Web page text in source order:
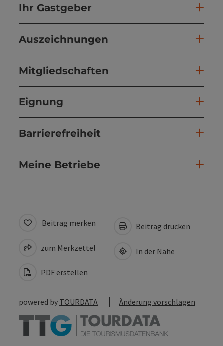
Ihr Gastgeber
Auszeichnungen
Mitgliedschaften
Eignung
Barrierefreiheit
Meine Betriebe
Beitrag merken
zum Merkzettel
PDF erstellen
Beitrag drucken
In der Nähe
powered by TOURDATA Änderung vorschlagen